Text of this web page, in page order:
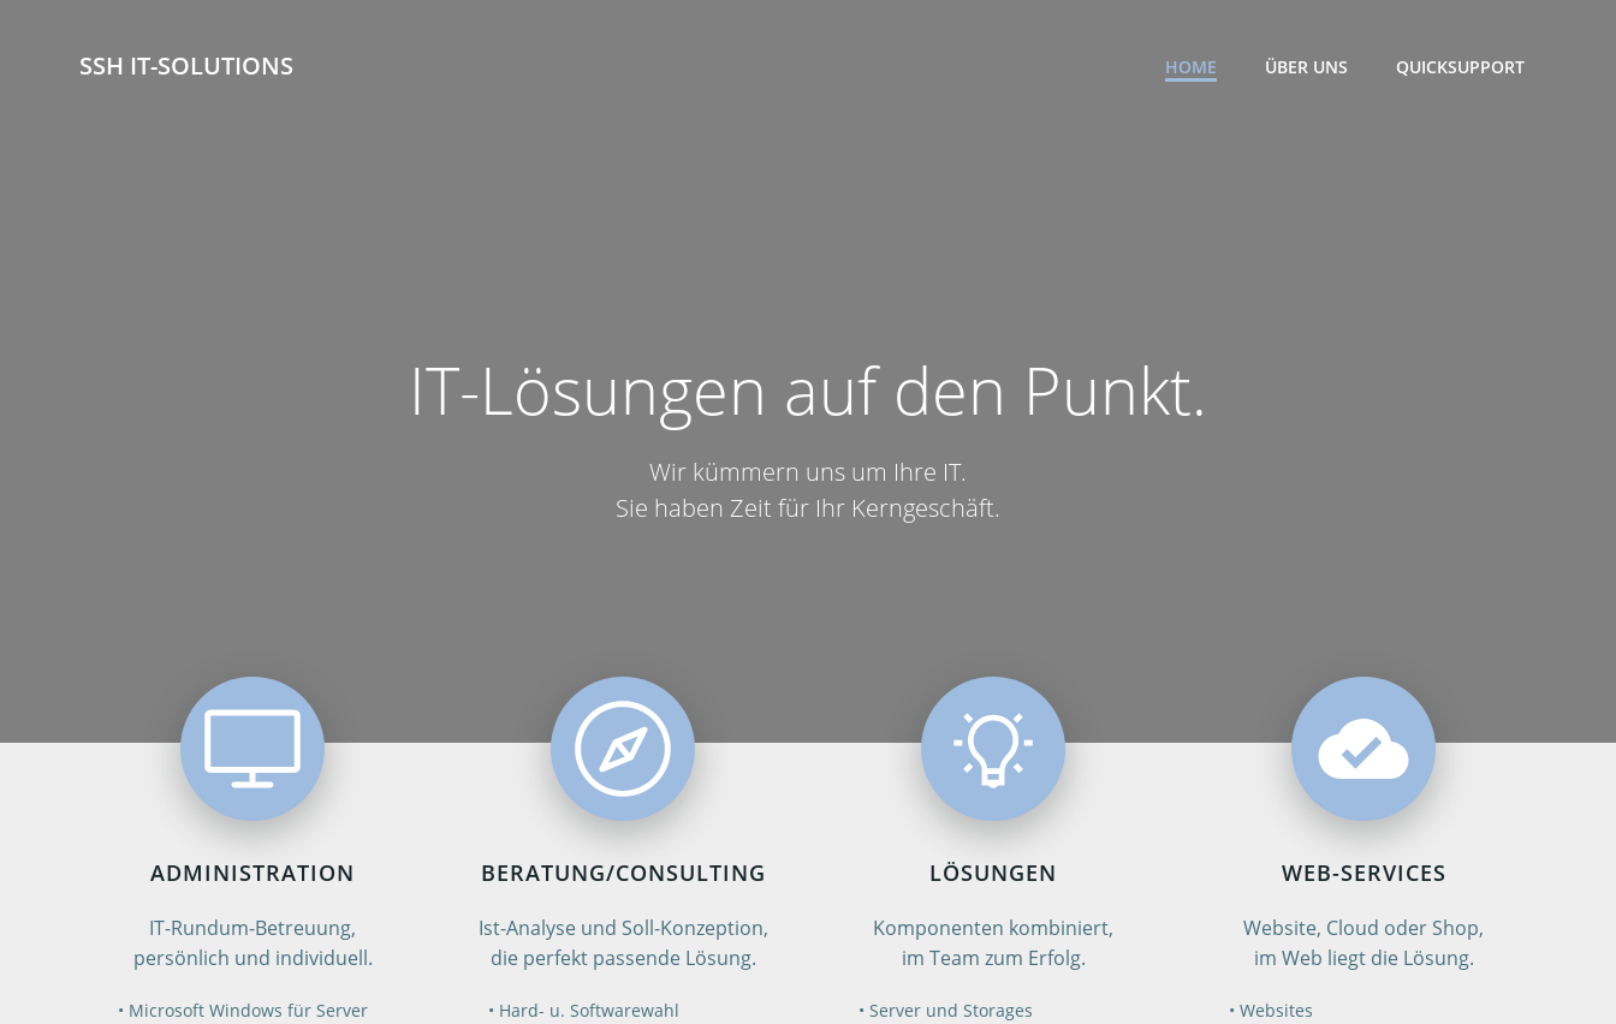
SSH IT-SOLUTIONS HOME ÜBER UNS QUICKSUPPORT
IT-Lösungen auf den Punkt.
Wir kümmern uns um Ihre IT.
Sie haben Zeit für Ihr Kerngeschäft.
ADMINISTRATION
IT-Rundum-Betreuung,
persönlich und individuell.
Microsoft Windows für Server
BERATUNG/CONSULTING
Ist-Analyse und Soll-Konzeption,
die perfekt passende Lösung.
Hard- u. Softwarewahl
LÖSUNGEN
Komponenten kombiniert,
im Team zum Erfolg.
Server und Storages
WEB-SERVICES
Website, Cloud oder Shop,
im Web liegt die Lösung.
Websites